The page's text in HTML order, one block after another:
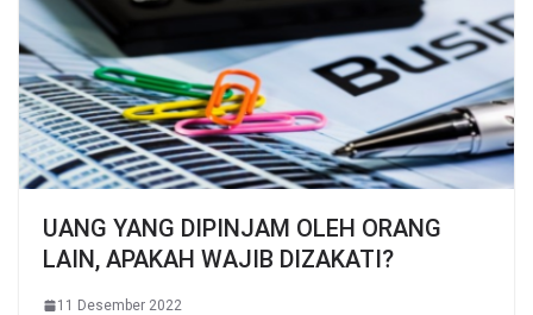
UANG YANG DIPINJAM OLEH ORANG
LAIN, APAKAH WAJIB DIZAKATI?
11 Desember 2022